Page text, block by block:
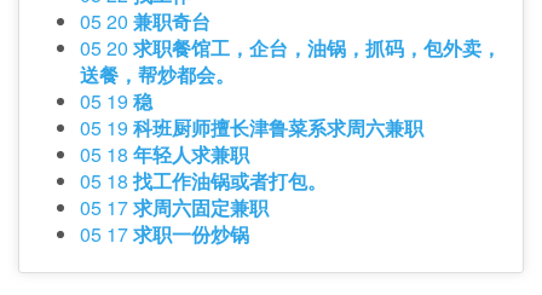
05 20 兼职奇台
05 20 求职餐馆工，企台，油锅，抓码，包外卖，
送餐，帮炒都会。
05 19 稳
05 19 科班厨师擅长津鲁菜系求周六兼职
05 18 年轻人求兼职
05 18 找工作油锅或者打包。
05 17求周六固定兼职
05 17求职一份炒锅